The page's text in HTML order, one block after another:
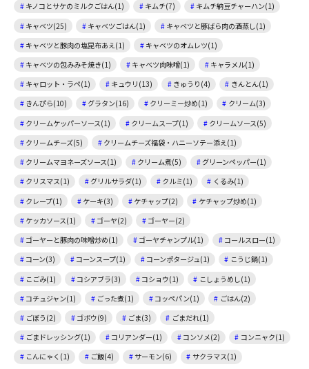
キノコとサケのミルクごはん(1)
キムチ(7)
キムチ納豆チャーハン(1)
キャベツ(25)
キャベツごはん(1)
キャベツと豚ばら肉の酒蒸し(1)
キャベツと豚肉の塩昆布あえ(1)
キャベツのオムレツ(1)
キャベツの包みみそ焼き(1)
キャベツ肉味噌(1)
キャラメル(1)
キャロット・ラペ(1)
キュウリ(13) きゅうり(4)
きんとん(1)
きんぴら(10)
グラタン(16) クリーミー炒め(1)
クリーム(3)
クリームケッパーソース(1)
クリームスープ(1)
クリームソース(5)
クリームチーズ(5)
クリームチーズ福袋・ハニーソテー添え(1)
クリームマヨネーズソース(1)
クリーム煮(5)
グリーンペッパー(1)
クリスマス(1)
グリルサラダ(1) クルミ(1)
くるみ(1)
クレープ(1)
ケーキ(3) ケチャップ(2)
ケチャップ炒め(1)
ケッカソース(1)
ゴーヤ(2)
ゴーヤー(2)
ゴーヤーと豚肉の味噌炒め(1)
ゴーヤチャンプル(1)
コールスロー(1)
コーン(3)
コーンスープ(1) コーンポタージュ(1)
こうじ鍋(1)
こごみ(1)
コシアブラ(3) コショウ(1)
こしょうめし(1)
コチュジャン(1)
ごった煮(1) コッペパン(1)
ごはん(2)
ごぼう(2)
ゴボウ(9) ごま(3)
ごまだれ(1)
ごまドレッシング(1)
コリアンダー(1) コンソメ(2)
コンニャク(1)
こんにゃく(1)
ご飯(4) サーモン(6)
サクラマス(1)